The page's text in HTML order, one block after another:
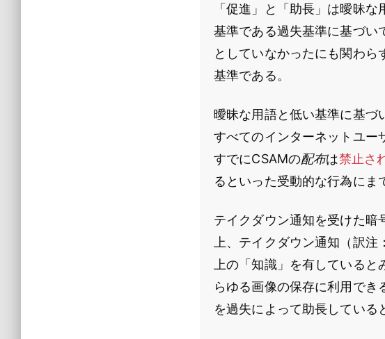
「促進」と「助長」は曖昧
基準である過失基準に基づい
としていなかったにも関わ
基準である。
曖昧な用語と低い基準に基づ
すべてのインターネットユー
すでにCSAMの配布は禁止さ
るといった受動的な行為にま
テイクダウン通知を受けた暗
上、テイクダウン通知（訳
上の「知識」を有している
らゆる画像の保存に利用で
を過失によって助長している